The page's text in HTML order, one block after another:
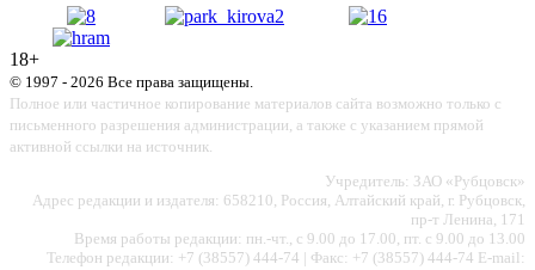
18+
© 1997 - 2026 Все права защищены.
Полное или частичное копирование материалов сайта возможно только с
письменного разрешения администрации, а также с указанием прямой
активной ссылки на источник.
Учредитель: ЗАО «Рубцовск»
Адрес редакции и издателя: 658210, Россия, Алтайский край, г. Рубцовск,
пр-т Ленина, 171
Время работы редакции: пн.-чт., с 9.00 до 17.00, пт. с 9.00 до 13.00
Телефон редакции: +7 (38557) 444-74 | Факс: +7 (38557) 444-74 E-mail: